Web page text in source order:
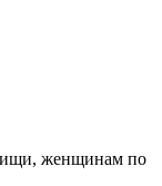
женщинам по